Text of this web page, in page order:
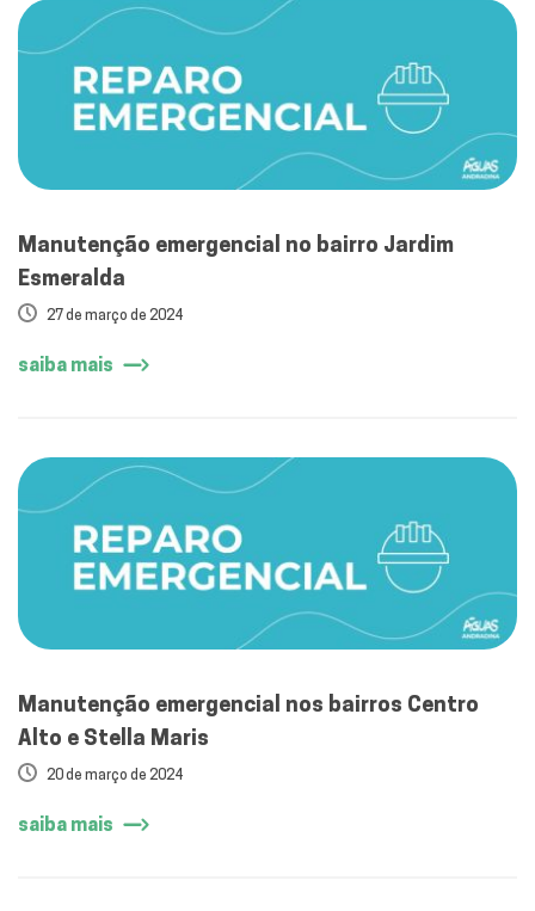
Manutenção emergencial no bairro Jardim
Esmeralda
27 de março de 2024
saiba mais
Manutenção emergencial nos bairros Centro
Alto e Stella Maris
20 de março de 2024
saiba mais